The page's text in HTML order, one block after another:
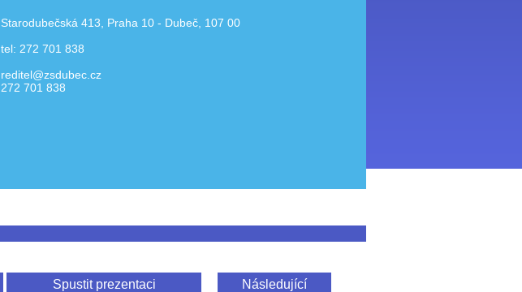
Starodubečská 413, Praha 10 - Dubeč, 107 00
tel: 272 701 838
reditel@zsdubec.cz
272 701 838
Spustit prezentaci Následující